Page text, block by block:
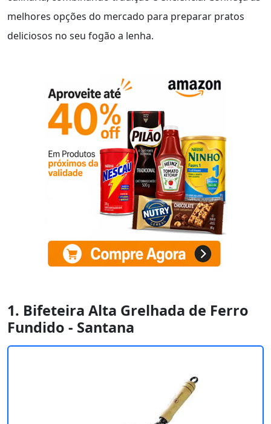
melhores opções do mercado para preparar pratos
deliciosos no seu fogão a lenha.
1. Bifeteira Alta Grelhada de Ferro
Fundido - Santana